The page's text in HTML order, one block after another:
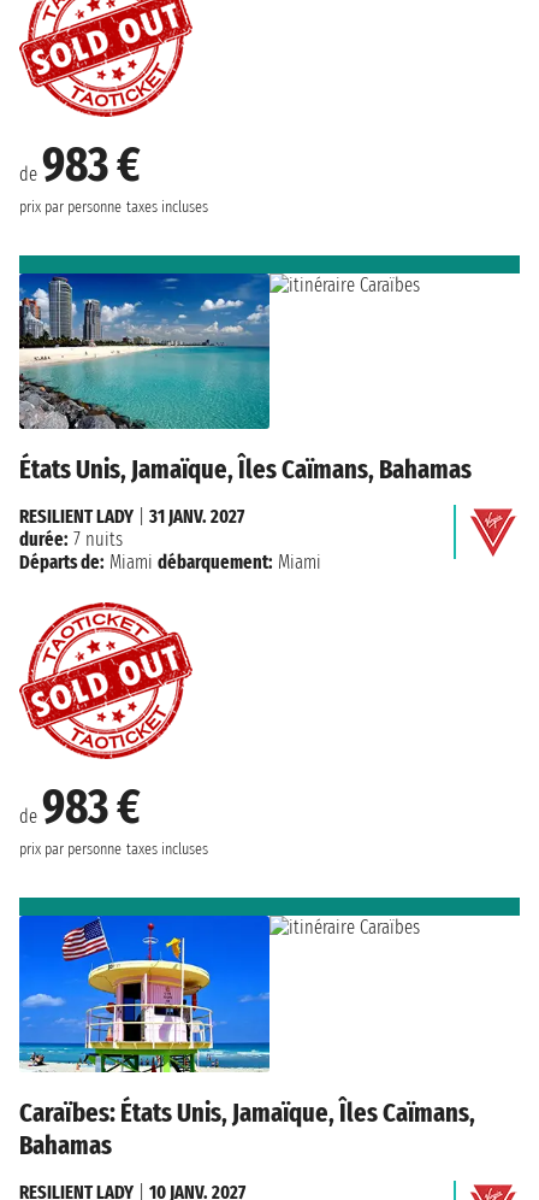
de 983 €
prix par personne taxes incluses
États Unis, Jamaïque, Îles Caïmans, Bahamas
de 983 €
prix par personne taxes incluses
RESILIENT LADY
31 JANV. 2027
durée: 7 nuits
Départs de: Miami débarquement: Miami
Caraïbes: États Unis, Jamaïque, Îles Caïmans,
Bahamas
RESILIENT LADY 10 JANV. 2027